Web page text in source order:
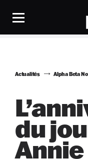
Actualités Alpha Beta
du
Annie